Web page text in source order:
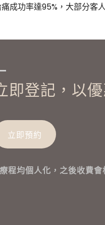
成功率達95%，大部分客
即登記，以
立即預約
程均個人化，之後收費